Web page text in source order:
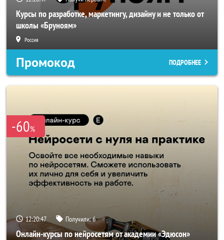
Курсы по разработке, маркетингу, дизайну и не только от
школы «Бруноям»
Россия
Промокод ПОДРОБНЕЕ
-60%
12:20:44 Получили:6
Онлайн-курсы по нейросетям от академии «Эдюсон»